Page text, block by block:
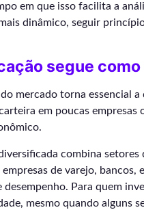
em que isso facilita a
dinâmico, seguir
segue
mercado torna essencial
em poucas empresas
combina setores
empresas de varejo,
desempenho. Para quem
mesmo quando alguns